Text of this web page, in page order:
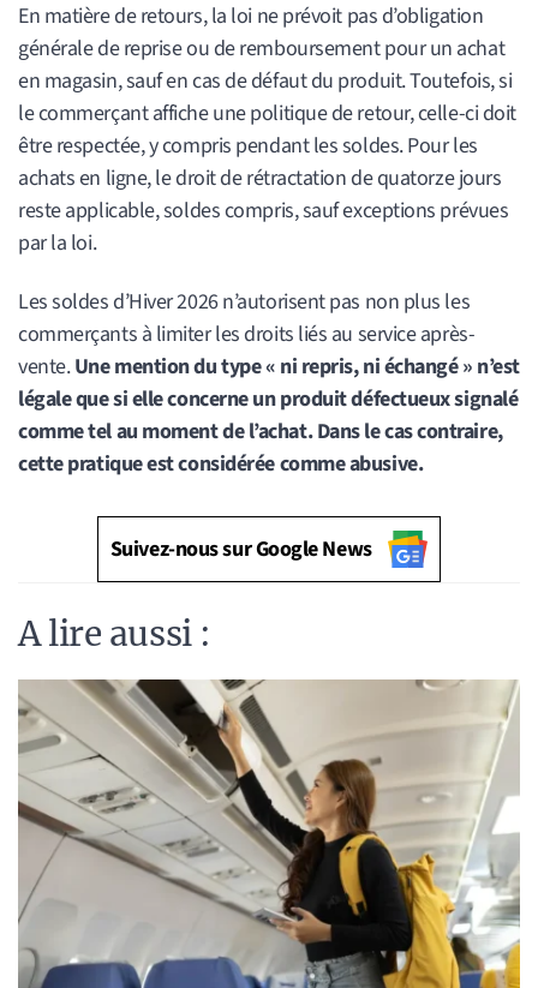
En matière de retours, la loi ne prévoit pas d’obligation
générale de reprise ou de remboursement pour un achat
en magasin, sauf en cas de défaut du produit. Toutefois, si
le commerçant affiche une politique de retour, celle-ci doit
être respectée, y compris pendant les soldes. Pour les
achats en ligne, le droit de rétractation de quatorze jours
reste applicable, soldes compris, sauf exceptions prévues
par la loi.
Les soldes d’Hiver 2026 n’autorisent pas non plus les
commerçants à limiter les droits liés au service après-
vente.Une mention du type « ni repris, ni échangé » n’est
légale que si elle concerne un produit défectueux signalé
comme tel au moment de l’achat. Dans le cas contraire,
cette pratique est considérée comme abusive.
Suivez-nous sur Google News
A lire aussi :